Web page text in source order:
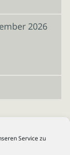
Service zu
2026